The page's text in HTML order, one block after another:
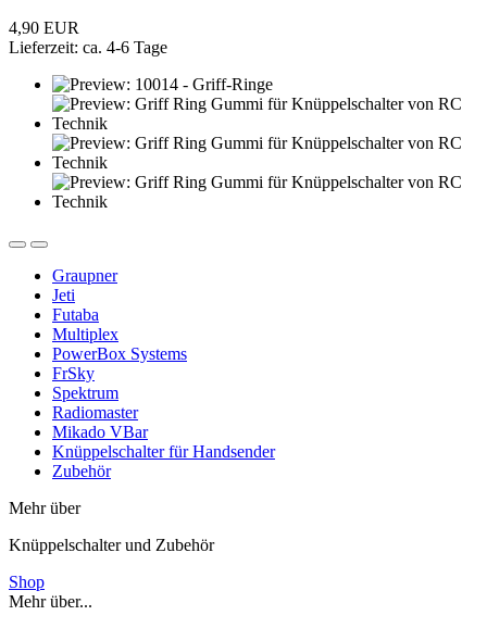
4,90 EUR
Lieferzeit: ca. 4-6 Tage
Graupner
Jeti
Futaba
Multiplex
PowerBox Systems
FrSky
Spektrum
Radiomaster
Mikado VBar
Knüppelschalter für Handsender
Zubehör
Mehr über
Knüppelschalter und Zubehör
Shop
Mehr über...